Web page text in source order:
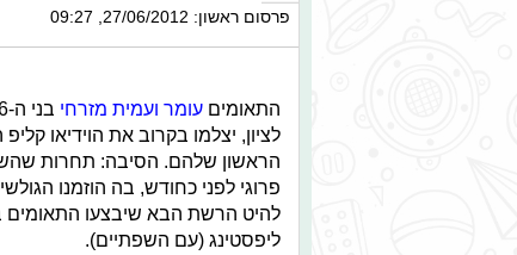
פרסום ראשון: 27/06/2012, 09:27
התאומים עומר ועמית מזרחי
לציון, יצלמו בקרוב את הוידיאו
הראשון שלהם. הסיבה: תחרות
פרוגי לפני כחודש, בה הוזמנו
להיט הרשת הבא שיבצעו התאומים
ליפסטינג (עם השפתיים).